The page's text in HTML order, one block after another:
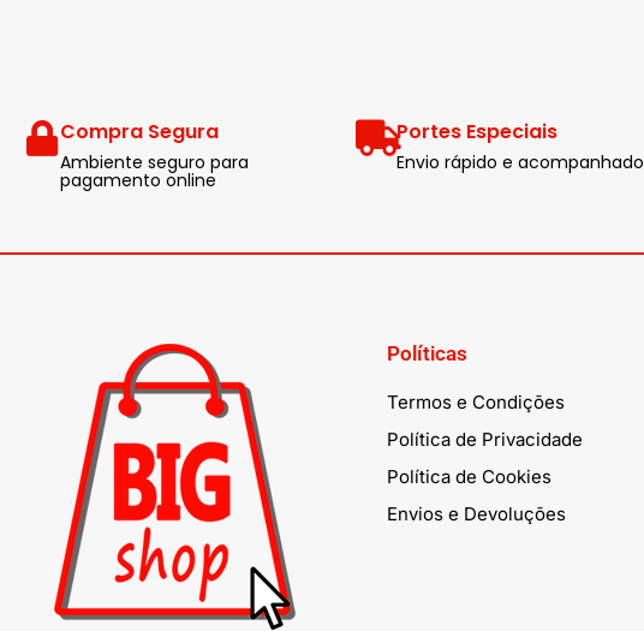
Compra Segura
Ambiente seguro para
pagamento online
Portes Especiais
Envio rápido e acompanhado
Políticas
Termos e Condições
Política de Privacidade
Política de Cookies
Envios e Devoluções